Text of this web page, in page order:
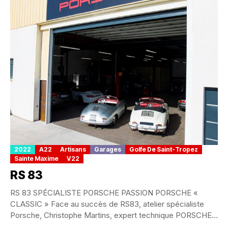
2022 A22 Artisans Garages
Golfe De Saint-Tropez
Sainte Maxime
V22
RS 83
RS 83 SPÉCIALISTE PORSCHE PASSION PORSCHE «
CLASSIC » Face au succès de RS83, atelier spécialiste
Porsche, Christophe Martins, expert technique PORSCHE